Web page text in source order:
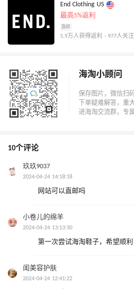
End Clothing US
最高5%返利
直邮
5.9万人获得返利 · 977人关注
海淘小顾问
10个评论
玖玖9037
2024-04-24 14:18:18
网站可以直邮吗
小卷儿的绵羊
2024-04-24 13:13:30
第一次尝试海淘鞋子，希望顺利
闺美容护肤
2024-04-24 12:41:22